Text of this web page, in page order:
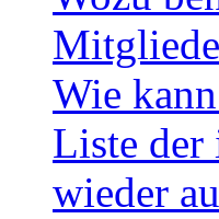
Wie
Liste der
wieder